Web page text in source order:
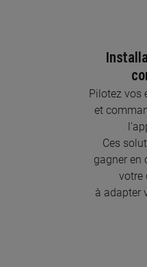
Pilotez vos
et
Ces
gagner en
votre
à adapter